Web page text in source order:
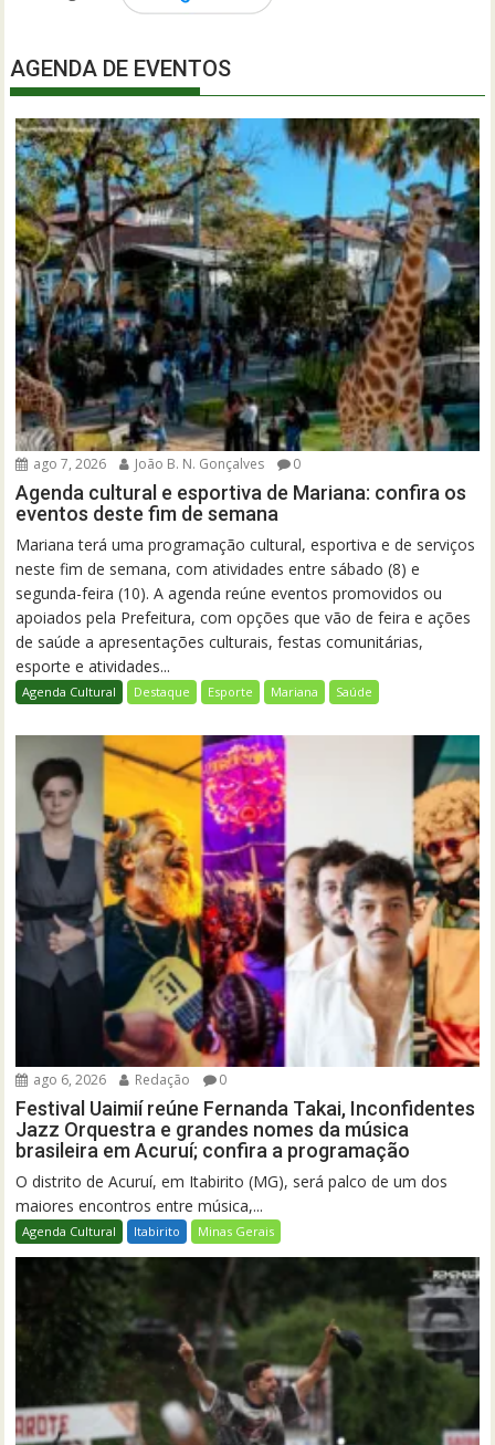
AGENDA DE EVENTOS
ago 7, 2026 João B. N. Gonçalves 0
Agenda cultural e esportiva de Mariana: confira os
eventos deste fim de semana
Mariana terá uma programação cultural, esportiva e de serviços
neste fim de semana, com atividades entre sábado (8) e
segunda-feira (10). A agenda reúne eventos promovidos ou
apoiados pela Prefeitura, com opções que vão de feira e ações
de saúde a apresentações culturais, festas comunitárias,
esporte e atividades...
Agenda Cultural Destaque Esporte Mariana Saúde
ago 6, 2026 Redação 0
Festival Uaimií reúne Fernanda Takai, Inconfidentes
Jazz Orquestra e grandes nomes da música
brasileira em Acuruí; confira a programação
O distrito de Acuruí, em Itabirito (MG), será palco de um dos
maiores encontros entre música,...
Agenda Cultural Itabirito Minas Gerais